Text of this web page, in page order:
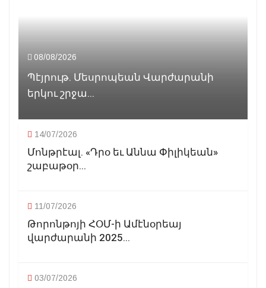
08/08/2026
Պէյրութ. Մեսրոպեան Վարժարանի
երկու շրջա...
14/07/2026
Մոնթրէալ. «Դրօ եւ Աննա Փիլիկեան»
շաբաթօր...
11/07/2026
Թորոնթոյի ՀՕՄ-ի Ամէնօրեայ
վարժարանի 2025...
03/07/2026